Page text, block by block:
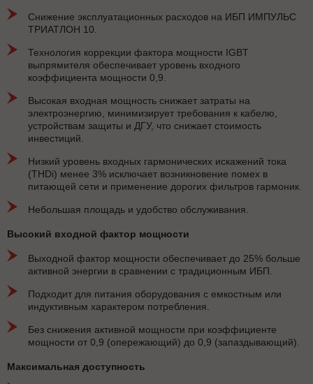
Снижение эксплуатационных расходов на ИБП ИМПУЛЬС
ТРИАТЛОН 10.
Технология коррекции фактора мощности IGBT
выпрямителя обеспечивает уровень входного
коэффициента мощности 0,9.
Высокая входная мощность снижает затраты на
электроэнергию, минимизирует требования к кабелю,
устройствам защиты и ДГУ, что снижает стоимость
инвестиций.
Низкий уровень входных гармонических искажений тока
(THDi) менее 3% исключает возникновение помех в
питающей сети и применение дорогих фильтров гармоник.
Небольшая площадь и удобство обслуживания.
Высокий входной фактор мощности
Выходной фактор мощности обеспечивает до 25% больше
активной энергии в сравнении с традиционным ИБП.
Подходит для питания оборудования с емкостным или
индуктивным характером потребления.
Без снижения активной мощности при коэффициенте
мощности от 0,9 (опережающий) до 0,9 (запаздывающий).
Максимальная доступность